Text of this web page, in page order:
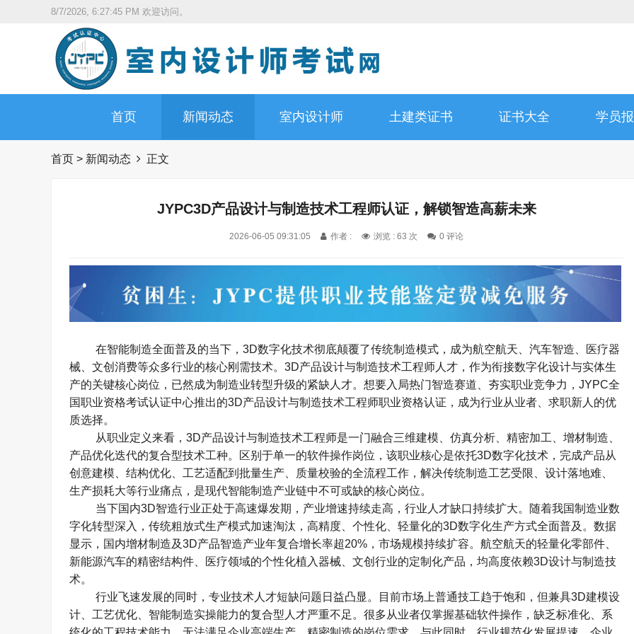
8/7/2026, 6:27:46 PM 欢迎访问。
首页 新闻动态 室内设计师 土建类证书 证书大全 学员
首页 > 新闻动态 正文
JYPC3D产品设计与制造技术工程师认证，解锁智造高薪未来
2026-06-05 09:31:05 作者 : 浏览 : 63 次 0 评论
在智能制造全面普及的当下，3D数字化技术彻底颠覆了传统制造模式，成为航空航天、汽车智造、医疗器
械、文创消费等众多行业的核心刚需技术。 3D产品设计与制造技术工程师人才，作为衔接数字化设计与实体生
产的关键核心岗位，已然成为制造业转型升级的紧缺人才。想要入局热门智造赛道、夯实职业竞争力， JYPC全
国职业资格考试认证中心推出的3D产品设计与制造技术工程师职业资格认证，成为行业从业者、求职新人的优
质选择。​
从职业定义来看，3D产品设计与制造技术工程师是一门融合三维建模、仿真分析、精密加工、增材制造、
产品优化迭代的复合型技术工种。区别于单一的软件操作岗位，该职业核心是依托3D数字化技术，完成产品从
创意建模、结构优化、工艺适配到批量生产、质量校验的全流程工作，解决传统制造工艺受限、设计落地难、
生产损耗大等行业痛点，是现代智能制造产业链中不可或缺的核心岗位。​
当下国内3D智造行业正处于高速爆发期，产业增速持续走高，行业人才缺口持续扩大。随着我国制造业数
字化转型深入，传统粗放式生产模式加速淘汰，高精度、个性化、轻量化的3D数字化生产方式全面普及。数据
显示，国内增材制造及3D产品智造产业年复合增长率超20% ，市场规模持续扩容。航空航天的轻量化零部件、
新能源汽车的精密结构件、医疗领域的个性化植入器械、文创行业的定制化产品，均高度依赖3D设计与制造技
术。​
行业飞速发展的同时，专业技术人才短缺问题日益凸显。目前市场上普通技工趋于饱和，但兼具3D建模设
计、工艺优化、智能制造实操能力的复合型人才严重不足。很多从业者仅掌握基础软件操作，缺乏标准化、系